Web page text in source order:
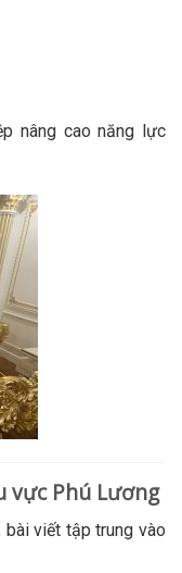
nâng cao năng lực
vực Phú Lương
viết tập trung vào